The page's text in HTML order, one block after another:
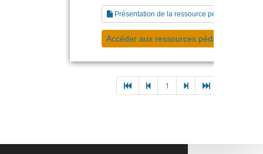
Présentation de la ressource pédagogique
Accéder aux ressources pédagogiques
1